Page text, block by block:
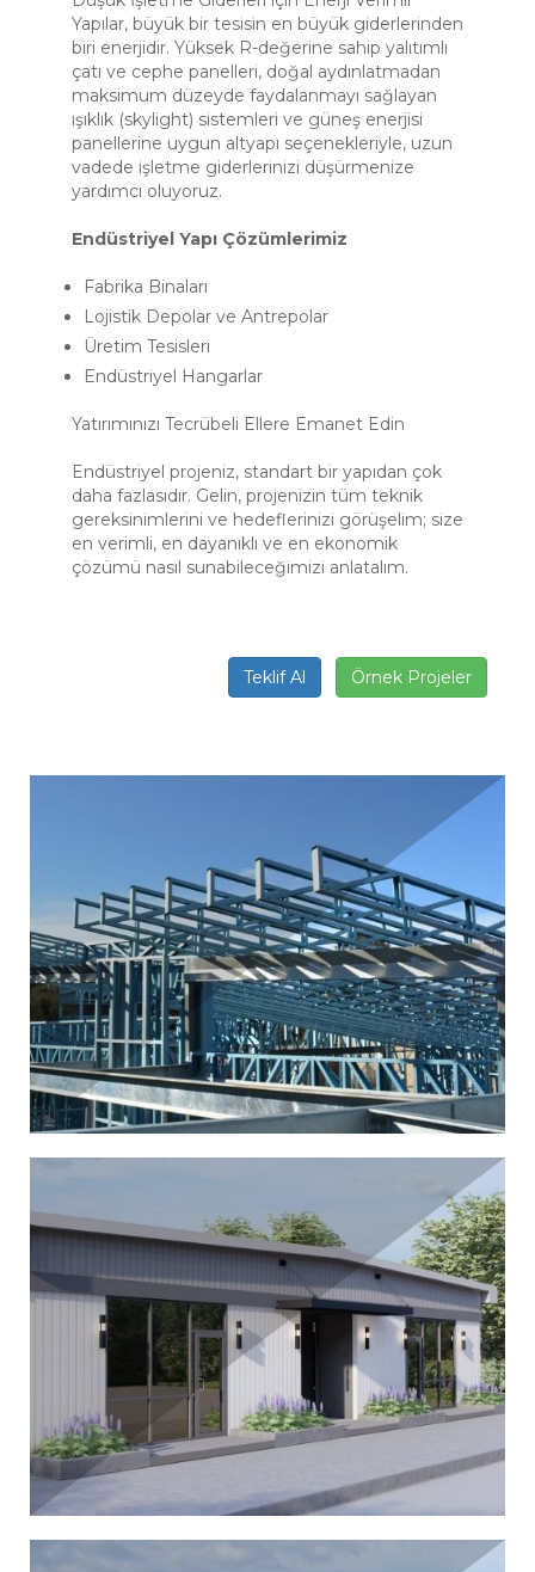
Yapılar, büyük bir tesisin en büyük giderlerinden
biri enerjidir. Yüksek R-değerine sahip yalıtımlı
çatı ve cephe panelleri, doğal aydınlatmadan
maksimum düzeyde faydalanmayı sağlayan
ışıklık (skylight) sistemleri ve güneş enerjisi
panellerine uygun altyapı seçenekleriyle, uzun
vadede işletme giderlerinizi düşürmenize
yardımcı oluyoruz.
Endüstriyel Yapı Çözümlerimiz
Fabrika Binaları
Lojistik Depolar ve Antrepolar
Üretim Tesisleri
Endüstriyel Hangarlar
Yatırımınızı Tecrübeli Ellere Emanet Edin
Endüstriyel projeniz, standart bir yapıdan çok
daha fazlasıdır. Gelin, projenizin tüm teknik
gereksinimlerini ve hedeflerinizi görüşelim; size
en verimli, en dayanıklı ve en ekonomik
çözümü nasıl sunabileceğimizi anlatalım.
Teklif Al Örnek Projeler